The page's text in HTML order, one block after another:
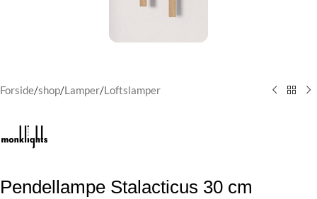
Forside/shop/Lamper/Loftslamper
Pendellampe Stalacticus 30 cm